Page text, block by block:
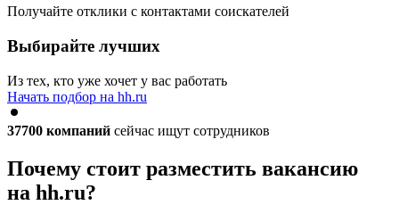
Получайте отклики с контактами соискателей
Выбирайте лучших
Из тех, кто уже хочет у вас работать
Начать подбор на hh.ru
37700 компаний сейчас ищут сотрудников
Почему стоит разместить вакансию
на hh.ru?